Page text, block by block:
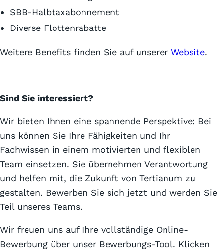
SBB-Halbtaxabonnement
Diverse Flottenrabatte
Weitere Benefits finden Sie auf unserer Website.
Sind Sie interessiert?
Wir bieten Ihnen eine spannende Perspektive: Bei
uns können Sie Ihre Fähigkeiten und Ihr
Fachwissen in einem motivierten und flexiblen
Team einsetzen. Sie übernehmen Verantwortung
und helfen mit, die Zukunft von Tertianum zu
gestalten. Bewerben Sie sich jetzt und werden Sie
Teil unseres Teams.
Wir freuen uns auf Ihre vollständige Online-
Bewerbung über unser Bewerbungs-Tool. Klicken